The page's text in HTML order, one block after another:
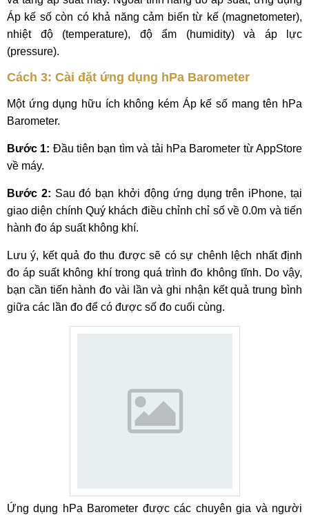
Áp kế số còn có khả năng cảm biến từ kế (magnetometer),
nhiệt độ (temperature), độ ẩm (humidity) và áp lực
(pressure).
Cách 3: Cài đặt ứng dụng hPa Barometer
Một ứng dụng hữu ích không kém Áp kế số mang tên hPa
Barometer.
Bước 1: Đầu tiên bạn tìm và tải hPa Barometer từ AppStore
về máy.
Bước 2: Sau đó bạn khởi động ứng dụng trên iPhone, tại
giao diện chính Quý khách điều chỉnh chỉ số về 0.0m và tiến
hành đo áp suất không khí.
Lưu ý, kết quả đo thu được sẽ có sự chênh lệch nhất định
đo áp suất không khí trong quá trình đo không tĩnh. Do vậy,
bạn cần tiến hành đo vài lần và ghi nhận kết quả trung bình
giữa các lần đo để có được số đo cuối cùng.
Ứng dụng hPa Barometer được các chuyên gia và người